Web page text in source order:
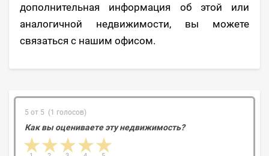
дополнительная информация об этой или
аналогичной недвижимости, вы можете
связаться с нашим офисом.
5 от 5 (1 голосов)
Как вы оцениваете эту недвижимость?
4 stars
3 stars
2 stars
1 star